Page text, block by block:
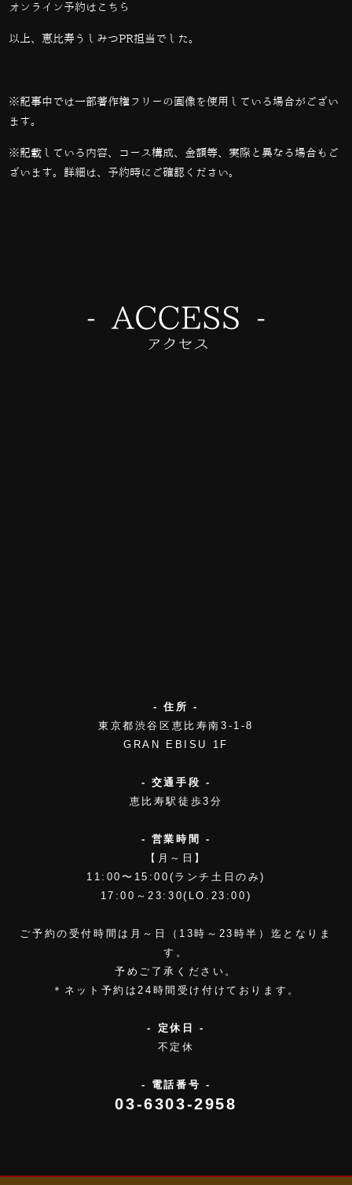
オンライン予約は こちら
以上、恵比寿うしみつPR担当でした。
※記事中では一部著作権フリーの画像を使用している場合がござい
ます。
※記載している内容、コース構成、金額等、実際と異なる場合もご
ざいます。詳細は、予約時にご確認ください。
- 住所 -
東京都渋谷区恵比寿南3-1-8
GRAN EBISU 1F
- 交通手段 -
恵比寿駅徒歩3分
- 営業時間 -
【月～日】
11:00〜15:00(ランチ土日のみ)
17:00～23:30(LO.23:00)
ご予約の受付時間は月～日（13時～23時半）迄となりま
す。
予めご了承ください。
＊ネット予約は24時間受け付けております。
- 定休日 -
不定休
- 電話番号 -
03-6303-2958